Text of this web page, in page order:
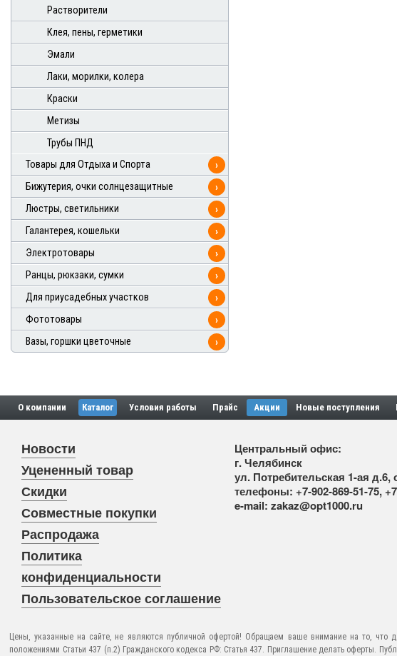
Растворители
Клея, пены, герметики
Эмали
Лаки, морилки, колера
Краски
Метизы
Трубы ПНД
Товары для Отдыха и Спорта
›
Бижутерия, очки солнцезащитные
›
Люстры, светильники
›
Галантерея, кошельки
›
Электротовары
›
Ранцы, рюкзаки, сумки
›
Для приусадебных участков
›
Фототовары
›
Вазы, горшки цветочные
›
О компании Каталог Условия работы Прайс Акции Новые поступления
Новости
Уцененный товар
Скидки
Совместные покупки
Распродажа
Политика
конфиденциальности
Пользовательское соглашение
Центральный офис:
г. Челябинск
ул. Потребительская 1-ая д.6,
телефоны: +7-902-869-51-75,
e-mail: zakaz@opt1000.ru
Цены, указанные на сайте, не являются публичной офертой! Обращаем ваше внимание на то, что
положениями Статьи 437 (п.2) Гражданского кодекса РФ: Статья 437. Приглашение делать оферты.